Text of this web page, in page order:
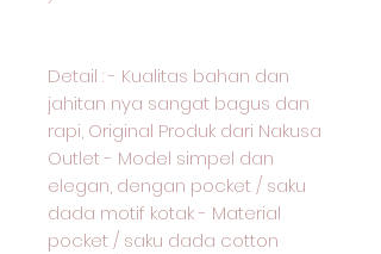
Detail : - Kualitas bahan dan
jahitan nya sangat bagus dan
rapi, Original Produk dari Nakusa
Outlet - Model simpel dan
elegan, dengan pocket / saku
dada motif kotak - Material
pocket / saku dada cotton